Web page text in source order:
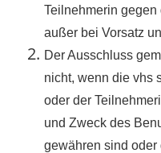
Teilnehmerin
außer bei Vorsatz
Der Ausschluss
nicht, wenn die vhs
oder der
und Zweck des
gewähren sind